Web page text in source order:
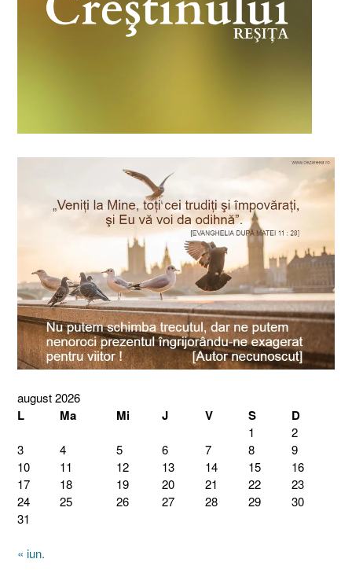
august 2026
L Ma Mi J V S D
1
2
3
4 5 6 7 8
9
10
11 12 13 14 15
16
17
18 19 20 21 22
23
24
25 26 27 28 29
30
31
« iun.